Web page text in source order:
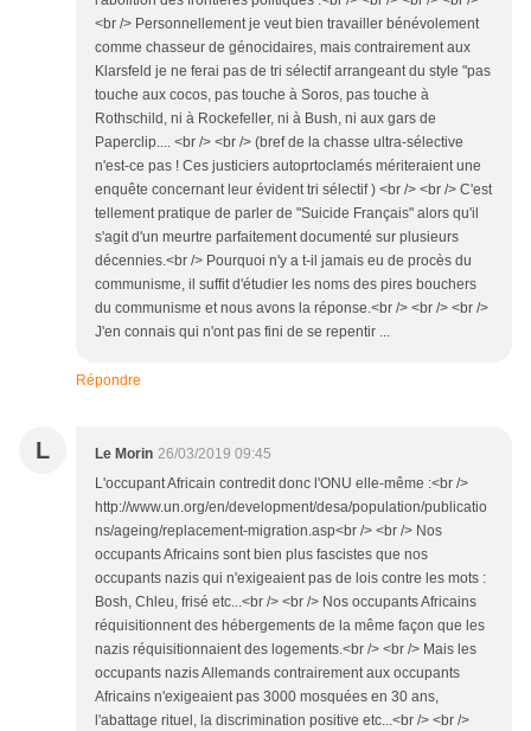
<br /> Personnellement je veut bien travailler bénévolement
comme chasseur de génocidaires, mais contrairement aux
Klarsfeld je ne ferai pas de tri sélectif arrangeant du style "pas
touche aux cocos, pas touche à Soros, pas touche à
Rothschild, ni à Rockefeller, ni à Bush, ni aux gars de
Paperclip.... <br /> <br /> (bref de la chasse ultra-sélective
n'est-ce pas ! Ces justiciers autoprtoclamés mériteraient une
enquête concernant leur évident tri sélectif ) <br /> <br /> C'est
tellement pratique de parler de "Suicide Français" alors qu'il
s'agit d'un meurtre parfaitement documenté sur plusieurs
décennies.<br /> Pourquoi n'y a t-il jamais eu de procès du
communisme, il suffit d'étudier les noms des pires bouchers
du communisme et nous avons la réponse.<br /> <br /> <br />
J'en connais qui n'ont pas fini de se repentir ...
Répondre
L Le Morin 26/03/2019 09:45
L'occupant Africain contredit donc l'ONU elle-même :<br />
http://www.un.org/en/development/desa/population/publicatio
ns/ageing/replacement-migration.asp<br /> <br /> Nos
occupants Africains sont bien plus fascistes que nos
occupants nazis qui n'exigeaient pas de lois contre les mots :
Bosh, Chleu, frisé etc...<br /> <br /> Nos occupants Africains
réquisitionnent des hébergements de la même façon que les
nazis réquisitionnaient des logements.<br /> <br /> Mais les
occupants nazis Allemands contrairement aux occupants
Africains n'exigeaient pas 3000 mosquées en 30 ans,
l'abattage rituel, la discrimination positive etc...<br /> <br />